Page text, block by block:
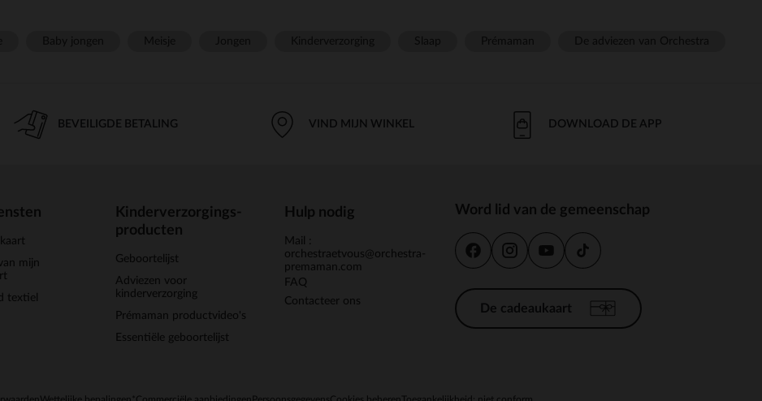
BEVEILIGDE BETALING VIND MIJN WINKEL DOWNLOAD DE APP
mijn
textiel
Kinderverzorgings-
producten
Geboortelijst
Adviezen voor
kinderverzorging
Prémaman productvideo's
Essentiële geboortelijst
Hulp nodig
Mail :
orchestraetvous@orchestra-
premaman.com
FAQ
Contacteer ons
Word lid van de gemeenschap
De cadeaukaart